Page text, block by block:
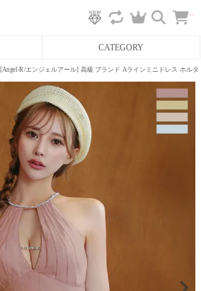
CATEGORY
へ
[Angel-R/エンジェルアール] 高級 ブランド Aラインミニドレス ホル